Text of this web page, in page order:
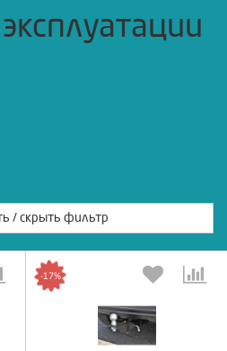
/ скрыть фильтр
-17%